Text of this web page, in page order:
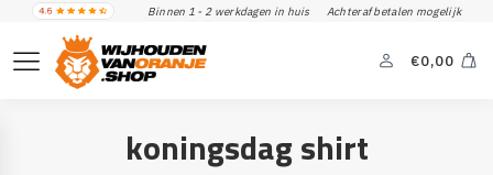
Binnen 1 - 2 werkdagen in huis Achteraf betalen mogelijk
€0,00
koningsdag shirt